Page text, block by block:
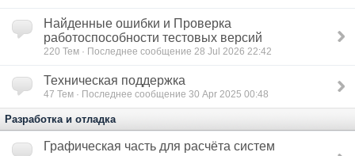
Найденные ошибки и Проверка
работоспособности тестовых версий
220 Тем · Последнее сообщение 28 Jul 2026 22:42
Техническая поддержка
47 Тем · Последнее сообщение 30 Apr 2025 00:48
Разработка и отладка
Графическая часть для расчёта систем